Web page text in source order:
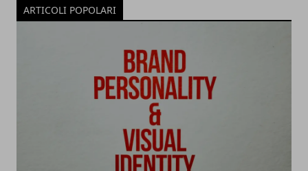
ARTICOLI POPOLARI